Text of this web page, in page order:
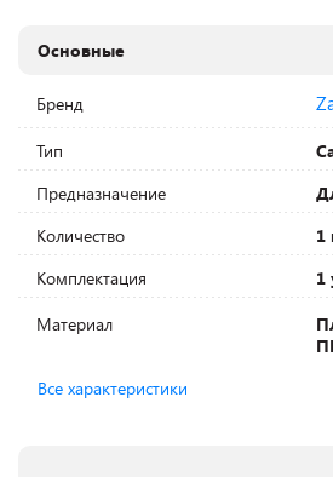
Основные
Бренд
Тип
Предназначение
Количество
1
Комплектация
1
Материал
Все характеристики